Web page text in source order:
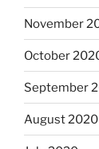
November
October
September
August 2020